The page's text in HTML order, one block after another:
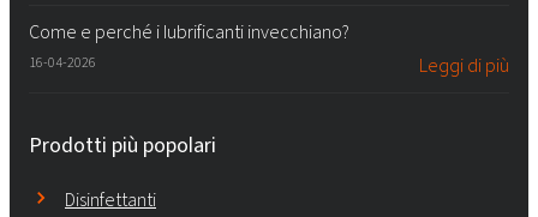
Come e perché i lubrificanti invecchiano?
16-04-2026 Leggi di più
Prodotti più popolari
Disinfettanti